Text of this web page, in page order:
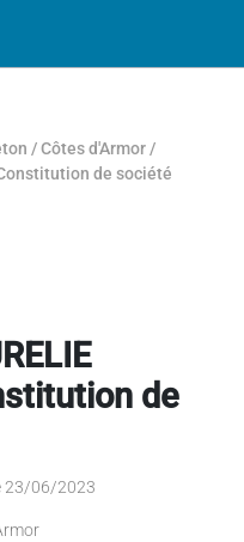
/Côtes d'Armor /
Constitution de société
de
23/06/2023